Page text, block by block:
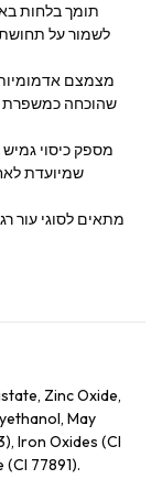
תומך בלחות
לשמור על תחושת
מצמצם
שהוכחה כמשפרת
מספק כיסוי
שמיועדת
מתאים לסוגי עור
Zinc Oxide,
May
Iron Oxides (CI
(CI 77891).